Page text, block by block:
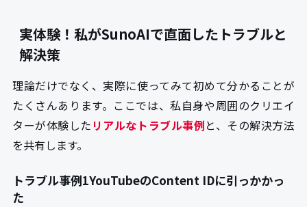
実体験！私がSunoAIで直面したトラブルと
解決策
理論だけでなく、実際に使ってみて初めて分かることが
たくさんあります。ここでは、私自身や周囲のクリエイ
ターが体験した リアルなトラブル事例と、その解決方法
を共有します。
トラブル事例1YouTubeのContent IDに引っかかっ
た